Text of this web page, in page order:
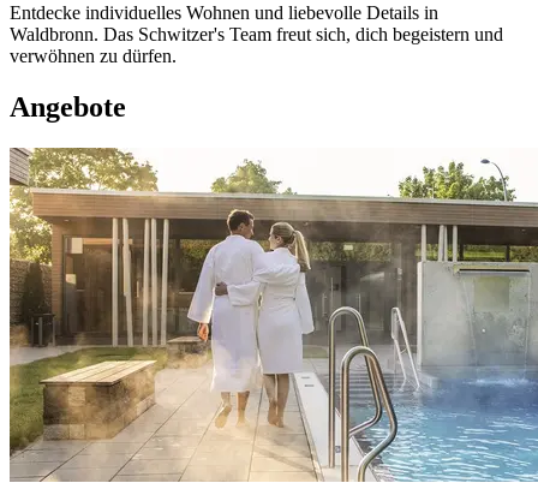
Entdecke individuelles Wohnen und liebevolle Details in
Waldbronn. Das Schwitzer's Team freut sich, dich begeistern und
verwöhnen zu dürfen.
Angebote